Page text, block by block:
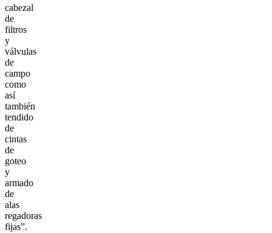
cabezal
de
filtros
y
válvulas
de
campo
como
así
también
tendido
de
cintas
de
goteo
y
armado
de
alas
regadoras
fijas”.